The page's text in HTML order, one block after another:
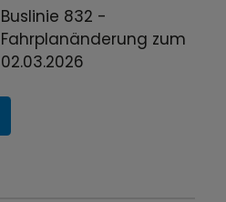
Buslinie 832 -
Fahrplanänderung zum
02.03.2026